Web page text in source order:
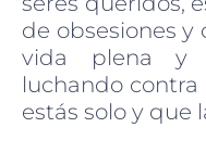
de obsesiones y
vida plena y
luchando contra
estás solo y que